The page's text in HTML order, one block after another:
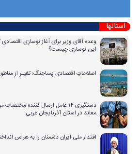
استانها
وعده آقای وزیر برای آغاز نوسازی اقتصادی
این نوسازی چیست؟
اصلاحاتِ اقتصادی پساجنگ؛ تغییر از
دستگیری ۱۴ عامل ارسال کننده
معاند در استان آذربایجان غربی
اقتدار ملی ایران دشمنان را به هراس